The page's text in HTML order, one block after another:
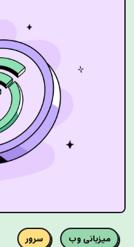
میزبانی وب سرور